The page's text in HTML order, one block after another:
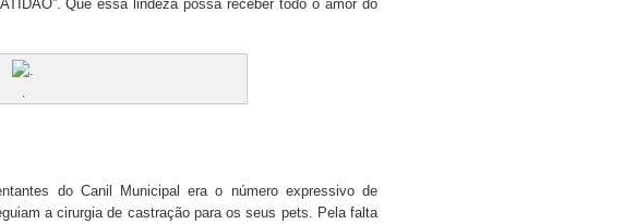
Que essa lindeza possa receber todo o amor do
do Canil Municipal era o número expressivo de
a cirurgia de castração para os seus pets. Pela falta